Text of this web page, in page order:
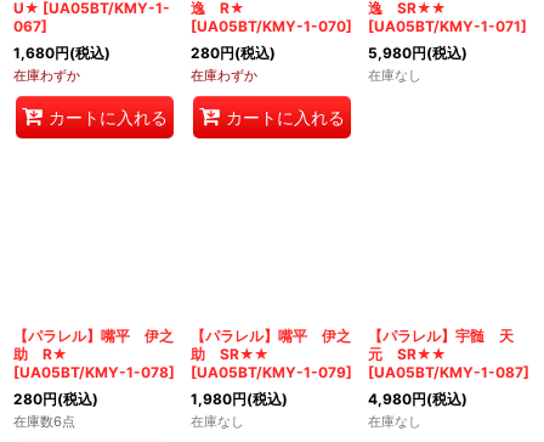
U★ [UA05BT/KMY-1-
067]
1,680円(税込)
在庫わずか
カートに入れる
逸 R★
[UA05BT/KMY-1-070]
280円(税込)
在庫わずか
カートに入れる
逸 SR★★
[UA05BT/KMY-1-071]
5,980円(税込)
在庫なし
【パラレル】嘴平 伊之
助 R★
[UA05BT/KMY-1-078]
280円(税込)
在庫数6点
【パラレル】嘴平 伊之
助 SR★★
[UA05BT/KMY-1-079]
1,980円(税込)
在庫なし
【パラレル】宇髄 天
元 SR★★
[UA05BT/KMY-1-087]
4,980円(税込)
在庫なし